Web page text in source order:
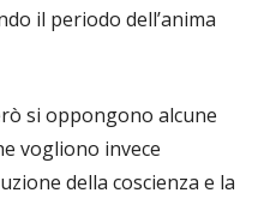
il periodo dell’anima
si oppongono alcune
vogliono invece
della coscienza e la